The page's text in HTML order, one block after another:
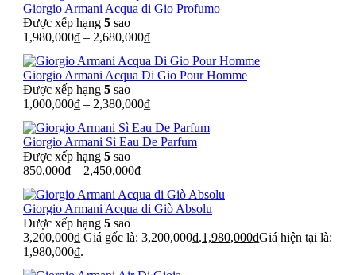
Giorgio Armani Acqua di Gio Profumo
Được xếp hạng 5 sao
1,980,000₫ – 2,680,000₫
Giorgio Armani Acqua Di Gio Pour Homme
Được xếp hạng 5 sao
1,000,000₫ – 2,380,000₫
Giorgio Armani Sì Eau De Parfum
Được xếp hạng 5 sao
850,000₫ – 2,450,000₫
Giorgio Armani Acqua di Giò Absolu
Được xếp hạng 5 sao
3,200,000₫ Giá gốc là: 3,200,000₫.1,980,000₫Giá hiện tại là:
1,980,000₫.